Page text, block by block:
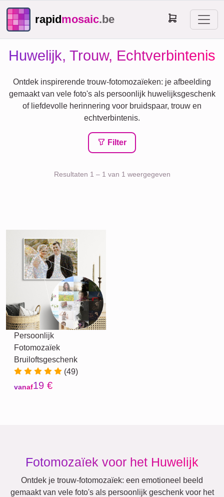
rapidmosaic.be
Huwelijk, Trouw, Echtverbintenis
Ontdek inspirerende trouw-fotomozaïeken: je afbeelding
gemaakt van vele foto's als persoonlijk huwelijksgeschenk
of liefdevolle herinnering voor bruidspaar, trouw en
echtverbintenis.
Filter
Resultaten 1 – 1 van 1 weergegeven
Persoonlijk
Fotomozaïek
Bruiloftsgeschenk
(49)
vanaf19 €
Fotomozaïek voor het Huwelijk
Ontdek je trouw-fotomozaïek: een emotioneel beeld
gemaakt van vele foto's als persoonlijk geschenk voor het